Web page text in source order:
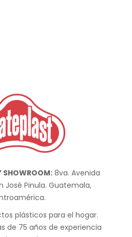
SHOWROOM:8va. Avenida
José Pinula. Guatemala,
plásticos para el hogar.
de 75 años de experiencia